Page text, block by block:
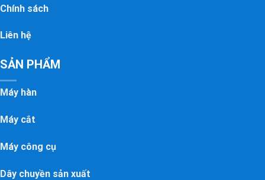
Chính sách
Liên hệ
SẢN PHẨM
Máy hàn
Máy cắt
Máy công cụ
Dây chuyền sản xuất